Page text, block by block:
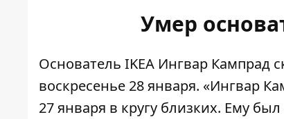
Умер
Основатель IKEA Ингвар Кампрад
воскресенье 28 января. «Ингвар
27 января в кругу близких. Ему